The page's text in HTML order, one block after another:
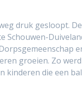
druk gesloopt.
groeien. Zo
kinderen die een